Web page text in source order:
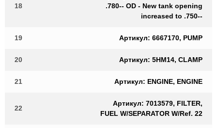
18
.780-- OD - New tank opening
increased to .750--
19 Артикул: 6667170, PUMP
20 Артикул: 5HM14, CLAMP
21 Артикул: ENGINE, ENGINE
22
Артикул: 7013579, FILTER,
FUEL W/SEPARATOR W/Ref. 22